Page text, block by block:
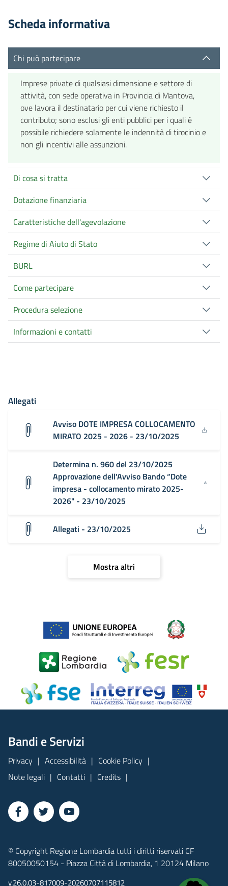
Scheda informativa
Chi può partecipare
Imprese private di qualsiasi dimensione e settore di
attività, con sede operativa in Provincia di Mantova,
ove lavora il destinatario per cui viene richiesto il
contributo; sono esclusi gli enti pubblici per i quali è
possibile richiedere solamente le indennità di tirocinio e
non gli incentivi alle assunzioni.
Di cosa si tratta
Dotazione finanziaria
Caratteristiche dell'agevolazione
Regime di Aiuto di Stato
BURL
Come partecipare
Procedura selezione
Informazioni e contatti
Allegati
Avviso DOTE IMPRESA COLLOCAMENTO
MIRATO 2025 - 2026 - 23/10/2025
Determina n. 960 del 23/10/2025
Approvazione dell'Avviso Bando “Dote
impresa - collocamento mirato 2025-
2026" - 23/10/2025
Allegati - 23/10/2025
Mostra altri
Bandi e Servizi
Privacy Accessibilità
Cookie Policy
Note legali
Contatti Credits
© Copyright Regione Lombardia tutti i diritti riservati CF
80050050154 - Piazza Città di Lombardia, 1 20124 Milano
v.26.0.03-817009-20260707115812